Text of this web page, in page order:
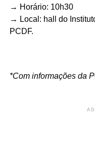
→ Horário: 10h30
→ Local: hall do
PCDF.
*Com informações da